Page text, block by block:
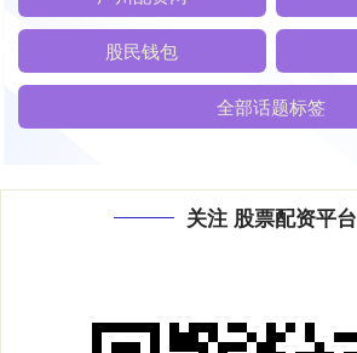
股民钱包
全部话题标签
关注 股票配资平台